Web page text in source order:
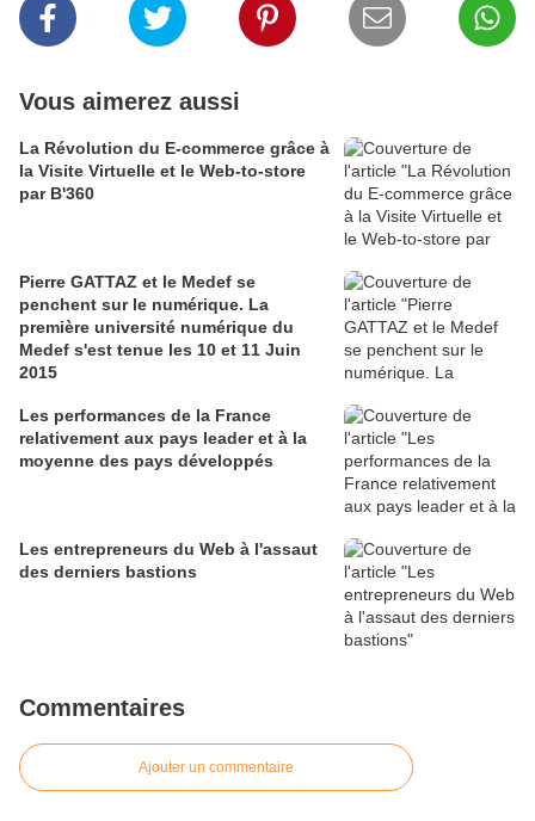
Vous aimerez aussi
La Révolution du E-commerce grâce à
la Visite Virtuelle et le Web-to-store
par B'360
Pierre GATTAZ et le Medef se
penchent sur le numérique. La
première université numérique du
Medef s'est tenue les 10 et 11 Juin
2015
Les performances de la France
relativement aux pays leader et à la
moyenne des pays développés
Les entrepreneurs du Web à l'assaut
des derniers bastions
Commentaires
Ajouter un commentaire